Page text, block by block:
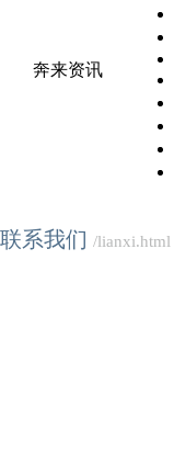
奔来资讯
联系我们 /lianxi.html